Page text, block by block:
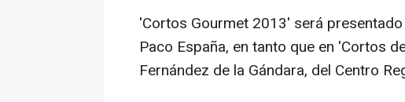
'Cortos Gourmet 2013' será
Paco España, en tanto que en 'Cortos
Fernández de la Gándara, del Centro